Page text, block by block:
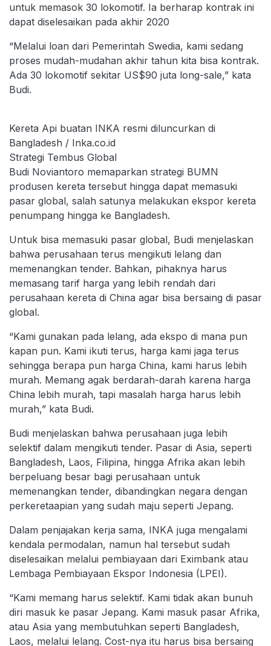
untuk memasok 30 lokomotif. Ia berharap kontrak ini
dapat diselesaikan pada akhir 2020
“Melalui loan dari Pemerintah Swedia, kami sedang
proses mudah-mudahan akhir tahun kita bisa kontrak.
Ada 30 lokomotif sekitar US$90 juta long-sale,” kata
Budi.
Kereta Api buatan INKA resmi diluncurkan di
Bangladesh / Inka.co.id
Strategi Tembus Global
Budi Noviantoro memaparkan strategi BUMN
produsen kereta tersebut hingga dapat memasuki
pasar global, salah satunya melakukan ekspor kereta
penumpang hingga ke Bangladesh.
Untuk bisa memasuki pasar global, Budi menjelaskan
bahwa perusahaan terus mengikuti lelang dan
memenangkan tender. Bahkan, pihaknya harus
memasang tarif harga yang lebih rendah dari
perusahaan kereta di China agar bisa bersaing di pasar
global.
“Kami gunakan pada lelang, ada ekspo di mana pun
kapan pun. Kami ikuti terus, harga kami jaga terus
sehingga berapa pun harga China, kami harus lebih
murah. Memang agak berdarah-darah karena harga
China lebih murah, tapi masalah harga harus lebih
murah,” kata Budi.
Budi menjelaskan bahwa perusahaan juga lebih
selektif dalam mengikuti tender. Pasar di Asia, seperti
Bangladesh, Laos, Filipina, hingga Afrika akan lebih
berpeluang besar bagi perusahaan untuk
memenangkan tender, dibandingkan negara dengan
perkeretaapian yang sudah maju seperti Jepang.
Dalam penjajakan kerja sama, INKA juga mengalami
kendala permodalan, namun hal tersebut sudah
diselesaikan melalui pembiayaan dari Eximbank atau
Lembaga Pembiayaan Ekspor Indonesia (LPEI).
“Kami memang harus selektif. Kami tidak akan bunuh
diri masuk ke pasar Jepang. Kami masuk pasar Afrika,
atau Asia yang membutuhkan seperti Bangladesh,
Laos, melalui lelang. Cost-nya itu harus bisa bersaing